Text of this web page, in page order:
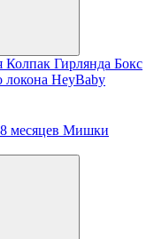
Колпак Гирлянда Бокс
HeyBaby